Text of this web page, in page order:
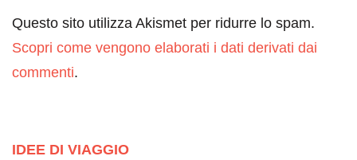
Questo sito utilizza Akismet per ridurre lo spam.
Scopri come vengono elaborati i dati derivati dai
commenti.
IDEE DI VIAGGIO